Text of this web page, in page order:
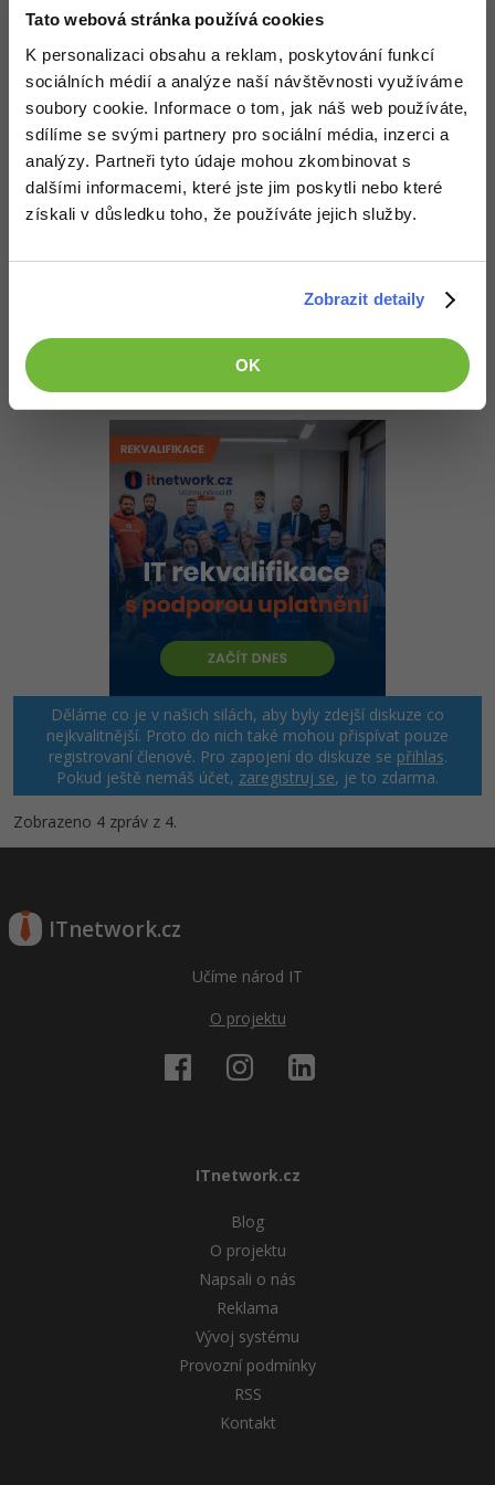
Tato webová stránka používá cookies
K personalizaci obsahu a reklam, poskytování funkcí
sociálních médií a analýze naší návštěvnosti využíváme
soubory cookie. Informace o tom, jak náš web používáte,
sdílíme se svými partnery pro sociální média, inzerci a
analýzy. Partneři tyto údaje mohou zkombinovat s
dalšími informacemi, které jste jim poskytli nebo které
získali v důsledku toho, že používáte jejich služby.
Zobrazit detaily
OK
Co na tom hodnotit ?
Nahoru Odpovědět +2
Cverna: 19.5.2013 15:01
Nahoru Odpovědět
Odpovídá na chucck.norrris
Odpovědět
Děláme co je v našich silách, aby byly zdejší diskuze co
nejkvalitnější. Proto do nich také mohou přispívat pouze
registrovaní členové. Pro zapojení do diskuze se přihlas.
Pokud ještě nemáš účet, zaregistruj se, je to zdarma.
Zobrazeno 4 zpráv z 4.
ITnetwork.cz
Učíme národ IT
O projektu
ITnetwork.cz
Blog
O projektu
Napsali o nás
Reklama
Vývoj systému
Provozní podmínky
RSS
Kontakt